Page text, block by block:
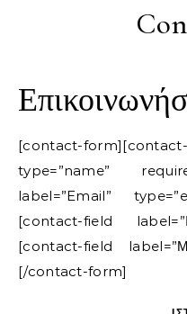
[contact-
type=”name”
label=”Email”
[contact-field
[contact-field
[/contact-form]